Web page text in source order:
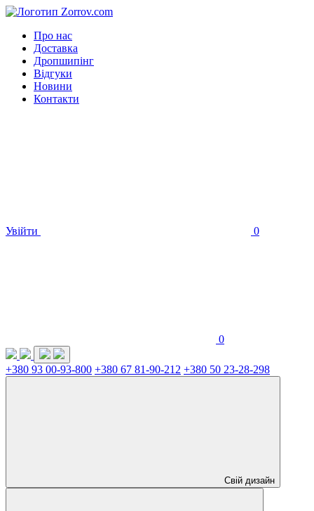
Про нас
Доставка
Дропшипінг
Відгуки
Новини
Контакти
Увійти 0
0
+380 93 00-93-800 +380 67 81-90-212 +380 50 23-28-298
Свій дизайн